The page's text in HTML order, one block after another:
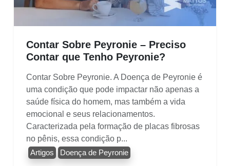
Contar Sobre Peyronie – Preciso
Contar que Tenho Peyronie?
Contar Sobre Peyronie. A Doença de Peyronie é
uma condição que pode impactar não apenas a
saúde física do homem, mas também a vida
emocional e seus relacionamentos.
Caracterizada pela formação de placas fibrosas
no pênis, essa condição p...
Artigos Doença de Peyronie